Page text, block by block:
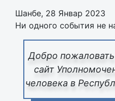
Добро
сайт
человека в
Шанбе, 28 Январ 2023
Ни одного события не